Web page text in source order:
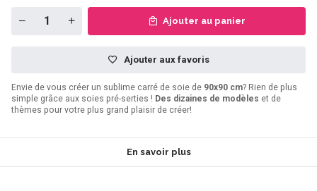
Ajouter au panier
Ajouter aux favoris
Envie de vous créer un sublime carré de soie de 90x90 cm? Rien de plus
simple grâce aux soies pré-serties ! Des dizaines de modèles et de
thèmes pour votre plus grand plaisir de créer!
En savoir plus